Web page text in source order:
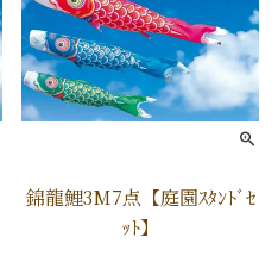
錦龍鯉3M7点【庭園ｽﾀﾝﾄﾞｾ
ｯﾄ】